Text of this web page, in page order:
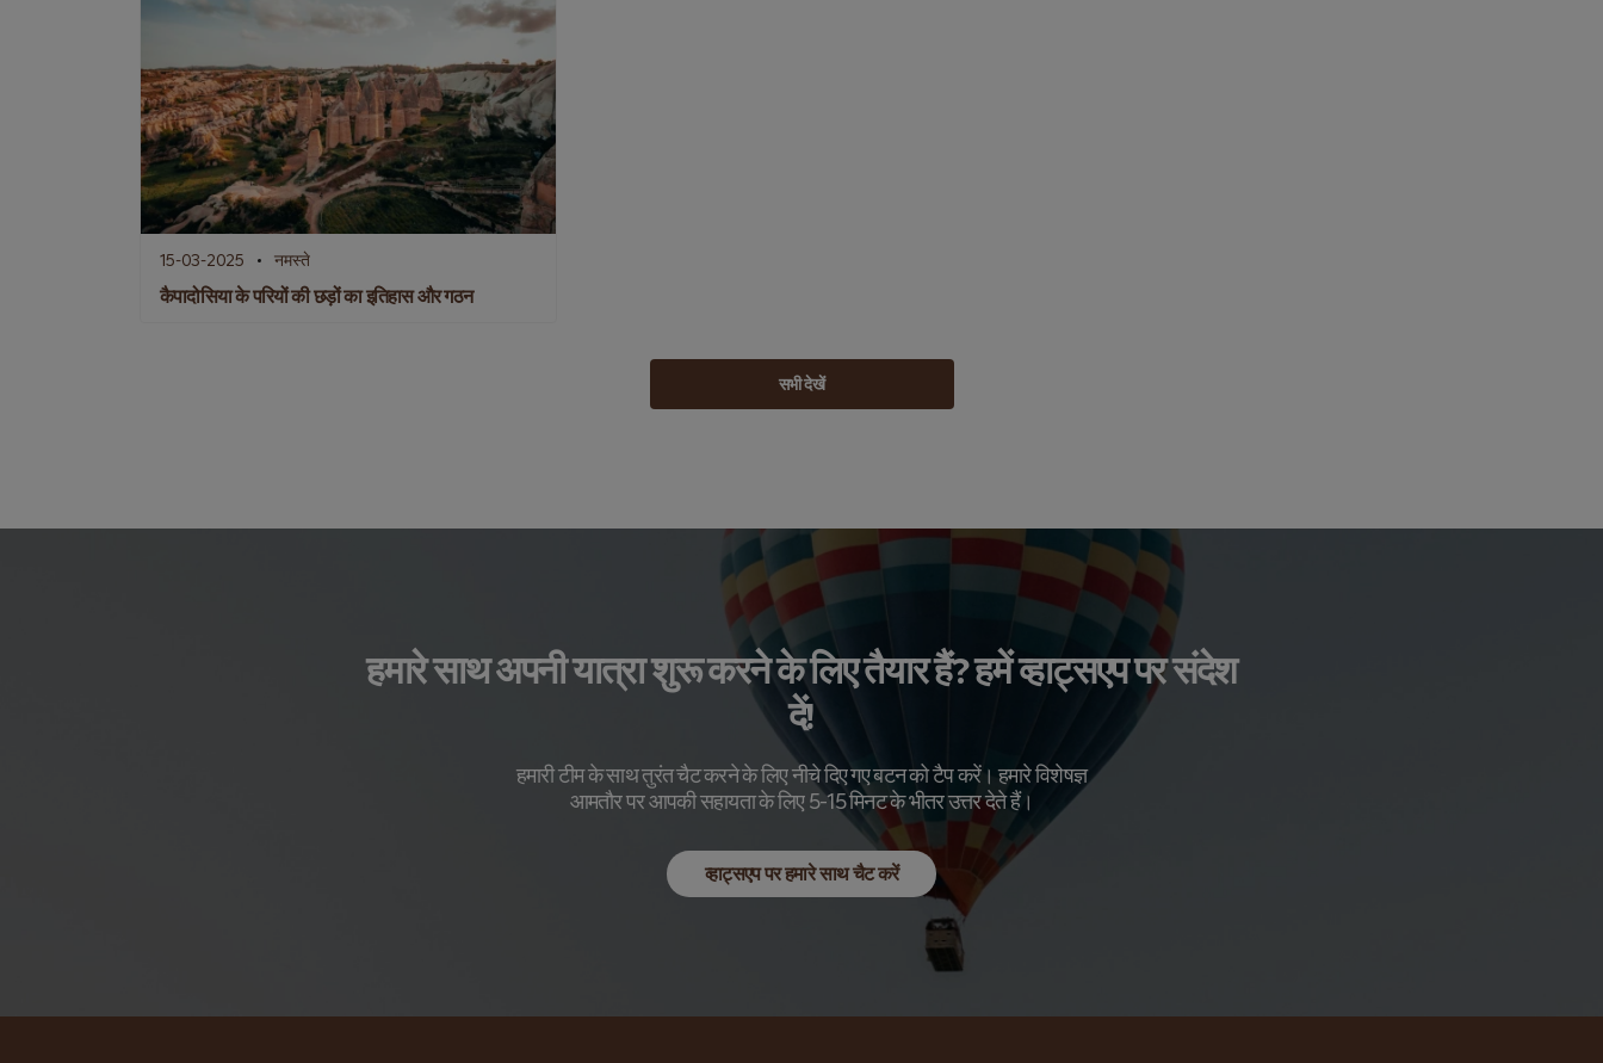
15-03-2025 नमस्ते
कैपादोसिया के परियों की छड़ों का इतिहास और गठन
सभी देखें
हमारे साथ अपनी यात्रा शुरू करने के लिए तैयार हैं? हमें व्हाट्सएप पर संदेश
दें!
हमारी टीम के साथ तुरंत चैट करने के लिए नीचे दिए गए बटन को टैप करें। हमारे विशेषज्ञ
आमतौर पर आपकी सहायता के लिए 5-15 मिनट के भीतर उत्तर देते हैं।
व्हाट्सएप पर हमारे साथ चैट करें